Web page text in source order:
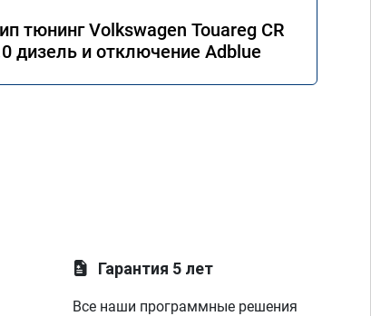
тюнинг Volkswagen Touareg CR
дизель и отключение Adblue
Гарантия 5 лет
Все наши программные решения